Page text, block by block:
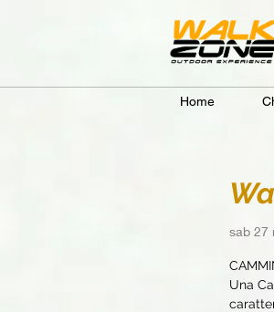
Home
sab 27
Una